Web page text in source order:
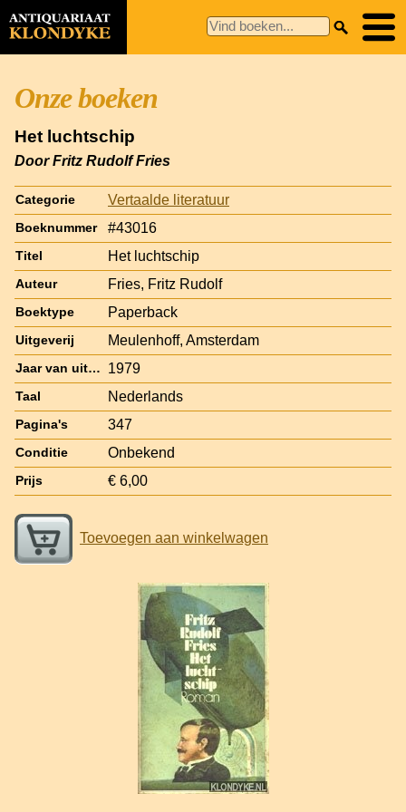
Onze boeken
Het luchtschip
Door Fritz Rudolf Fries
Categorie Vertaalde literatuur
Boeknummer #43016
Titel Het luchtschip
Auteur Fries, Fritz Rudolf
Boektype Paperback
Uitgeverij Meulenhoff, Amsterdam
Jaar van uitgave 1979
Taal Nederlands
Pagina's 347
Conditie Onbekend
Prijs € 6,00
Toevoegen aan winkelwagen